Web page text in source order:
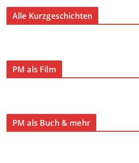
Alle Kurzgeschichten
PM als Film
PM als Buch & mehr